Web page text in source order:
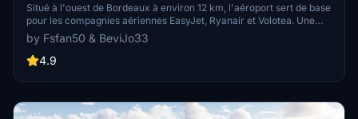
Situé à l'ouest de Bordeaux à environ 12 km, l'aéroport sert de base
pour les compagnies aériennes EasyJet, Ryanair et Volotea. Une
partie de sa superficie est occupée par la Base Aérienne 106. Cette
version 5 est simplement la fusion des deux dossiers "airport-lfbd-
bordeaux-merignac" et "airport-lfbdmil-ba106" de la version4.1.0
taxiways apparus après les dernières mises à jours de MSFS 2020
by Fsfan50 & BeviJo33
4.9